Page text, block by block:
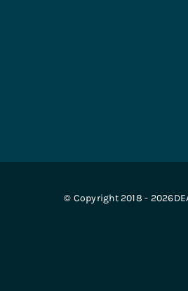
© Copyright 2018 -